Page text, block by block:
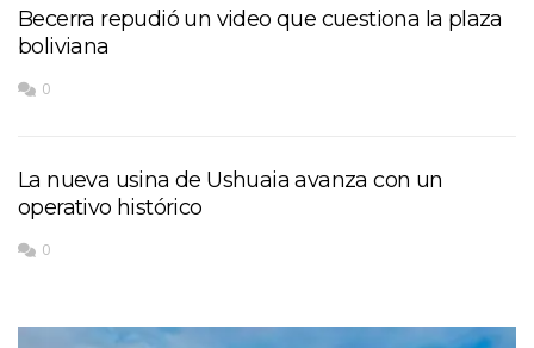
Becerra repudió un video que cuestiona la plaza
boliviana
0
La nueva usina de Ushuaia avanza con un
operativo histórico
0